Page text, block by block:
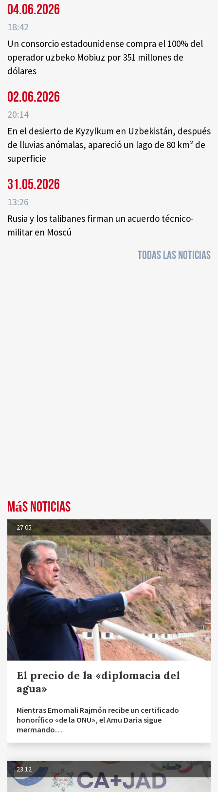
04.06.2026
18:42
Un consorcio estadounidense compra el 100% del
operador uzbeko Mobiuz por 351 millones de
dólares
02.06.2026
20:14
En el desierto de Kyzylkum en Uzbekistán, después
de lluvias anómalas, apareció un lago de 80 km² de
superficie
31.05.2026
13:26
Rusia y los talibanes firman un acuerdo técnico-
militar en Moscú
TODAS LAS NOTICIAS
Más noticias
27.05
El precio de la «diplomacia del
agua»
Mientras Emomali Rajmón recibe un certificado
honorífico «de la ONU», el Amu Daria sigue
mermando…
23.12